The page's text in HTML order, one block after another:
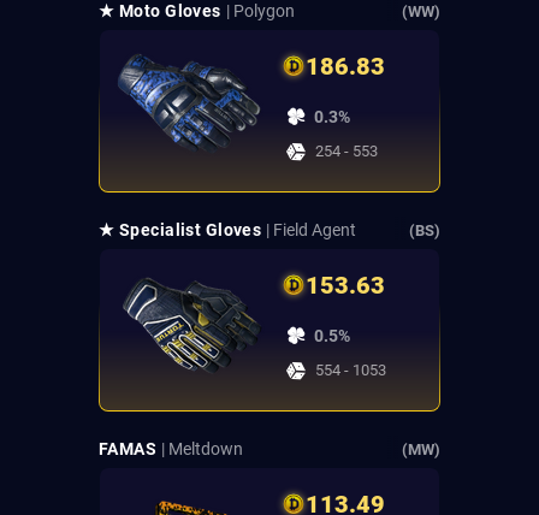
★ Moto Gloves | Polygon (WW)
186.83
0.3%
254 - 553
★ Specialist Gloves | Field Agent (BS)
153.63
0.5%
554 - 1053
FAMAS | Meltdown (MW)
113.49